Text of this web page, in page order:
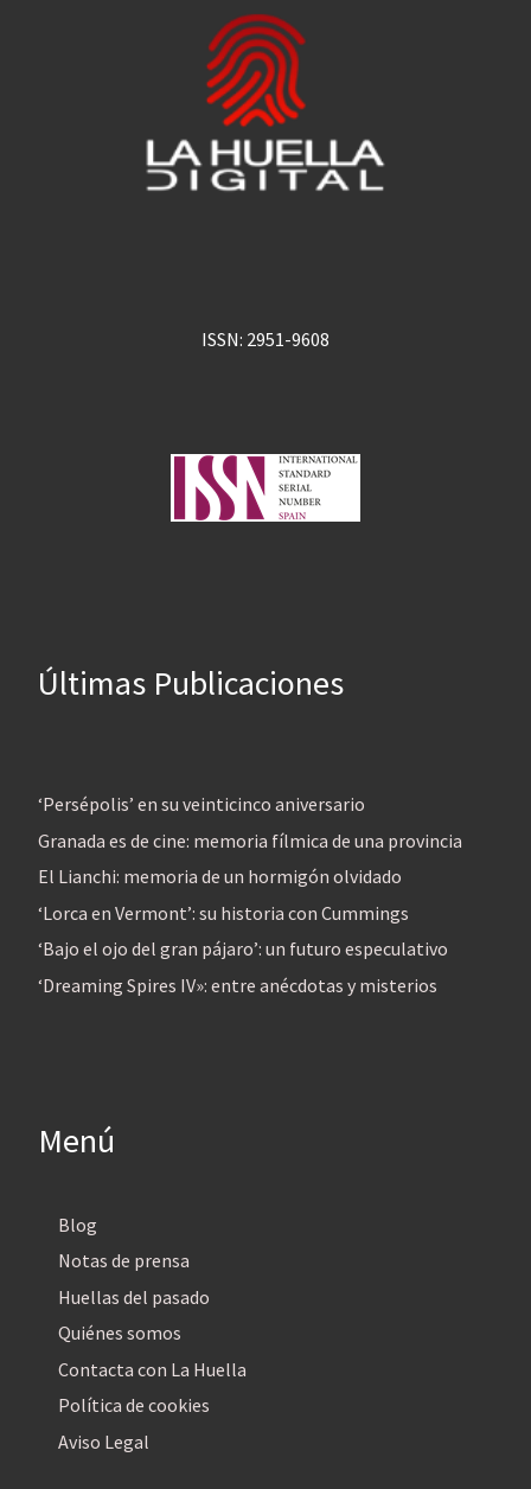
ISSN: 2951-9608
Últimas Publicaciones
‘Persépolis’ en su veinticinco aniversario
Granada es de cine: memoria fílmica de una provincia
El Lianchi: memoria de un hormigón olvidado
‘Lorca en Vermont’: su historia con Cummings
‘Bajo el ojo del gran pájaro’: un futuro especulativo
‘Dreaming Spires IV»: entre anécdotas y misterios
Menú
Blog
Notas de prensa
Huellas del pasado
Quiénes somos
Contacta con La Huella
Política de cookies
Aviso Legal